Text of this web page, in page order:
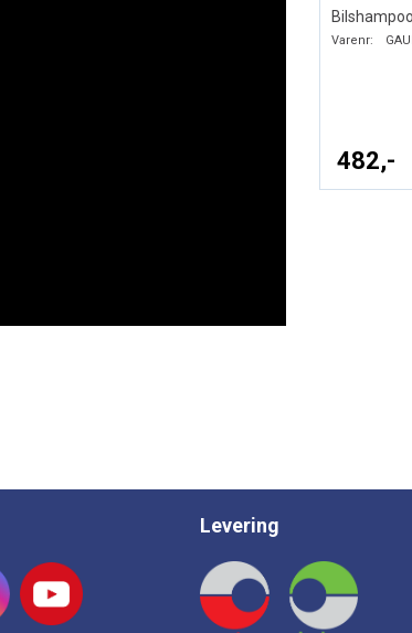
Bilshampoo
Varenr:
482,-
Levering